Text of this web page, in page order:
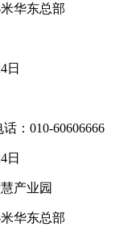
华东总部
日
：010-60606666
日
产业园
华东总部